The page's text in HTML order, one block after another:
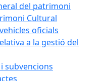
del patrimoni
Cultural
oficials
a la gestió del
subvencions